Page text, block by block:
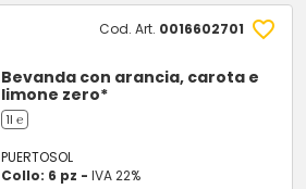
Cod. Art. 0016602701
Bevanda con arancia, carota e
limone zero*
1l ℮
PUERTOSOL
Collo: 6 pz -IVA 22%